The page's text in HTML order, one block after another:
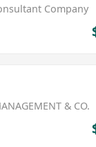
Company
& CO.